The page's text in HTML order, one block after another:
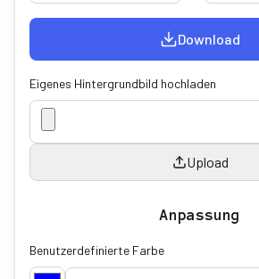
Download
Eigenes Hintergrundbild hochladen
Upload
Anpassung
Benutzerdefinierte Farbe